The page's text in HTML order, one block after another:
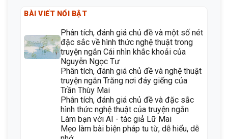
BÀI VIẾT NỔI BẬT
Phân tích, đánh giá chủ đề và một số nét
đặc sắc về hình thức nghệ thuật trong
truyện ngắn Cái nhìn khắc khoải của
Nguyễn Ngọc Tư
Phân tích, đánh giá chủ đề và nghệ thuật
truyện ngắn Trăng nơi đáy giếng của
Trần Thùy Mai
Phân tích, đánh giá chủ đề và đặc sắc
hình thức nghệ thuật của truyện ngắn